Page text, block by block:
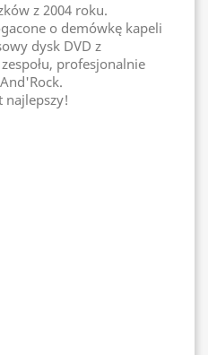
z 2004 roku.
o demówkę kapeli
dysk DVD z
profesjonalnie
najlepszy!